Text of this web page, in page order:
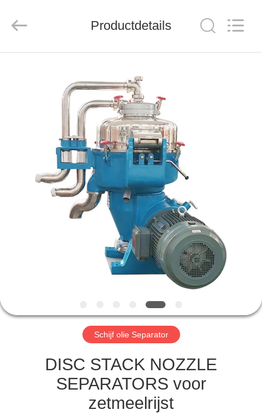
PRODUCTEN
VIDEOS
OVER
FABRIEKSTOUR
KWALITEITSCONTROLE
NEEM
CONTACT
LTD..
Productdetails
Schijf olie Separator
DISC STACK NOZZLE
SEPARATORS voor
zetmeelrijst